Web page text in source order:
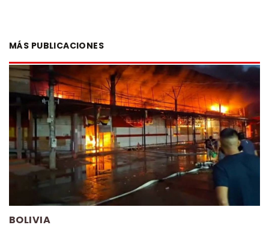
MÁS PUBLICACIONES
BOLIVIA